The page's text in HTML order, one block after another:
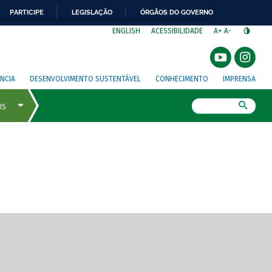
PARTICIPE LEGISLAÇÃO ÓRGÃOS DO GOVERNO
ENGLISH ACESSIBILIDADE A+ A-
DESENVOLVIMENTO SUSTENTÁVEL CONHECIMENTO IMPRENSA
de tela